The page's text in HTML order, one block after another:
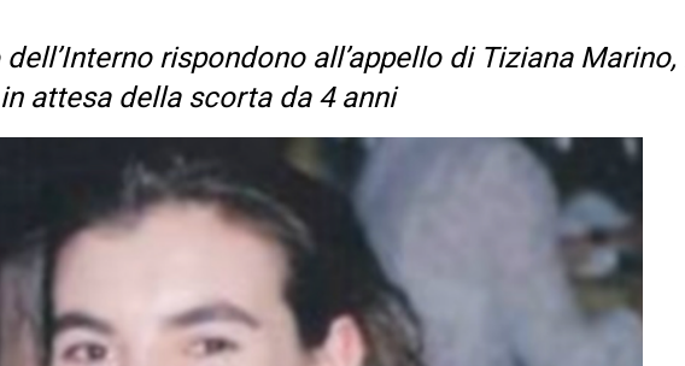
rispondono all’appello di Tiziana
attesa della scorta da 4 anni